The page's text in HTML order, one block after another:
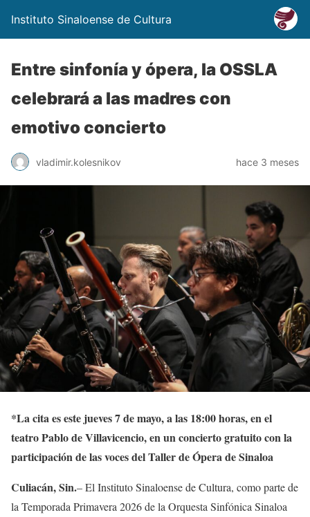
Instituto Sinaloense de Cultura
Entre sinfonía y ópera, la OSSLA
celebrará a las madres con
emotivo concierto
vladimir.kolesnikov hace 3 meses
*La cita es este jueves 7 de mayo, a las 18:00 horas, en el
teatro Pablo de Villavicencio, en un concierto gratuito con la
participación de las voces del Taller de Ópera de Sinaloa
Culiacán, Sin.– El Instituto Sinaloense de Cultura, como parte de
la Temporada Primavera 2026 de la Orquesta Sinfónica Sinaloa